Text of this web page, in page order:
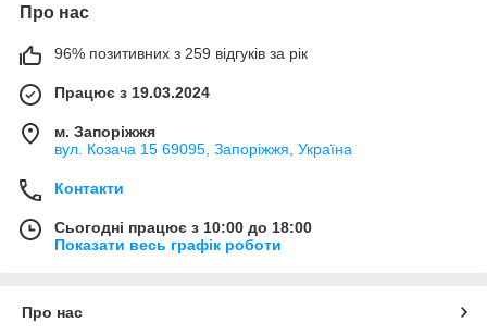
Про нас
96% позитивних з 259 відгуків за рік
Працює з 19.03.2024
м. Запоріжжя
вул. Козача 15 69095, Запоріжжя, Україна
Контакти
Сьогодні працює з 10:00 до 18:00
Показати весь графік роботи
Про нас